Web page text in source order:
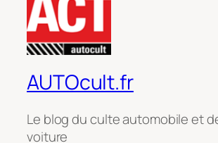
AUTOcult.fr
Le blog du culte automobile et
voiture